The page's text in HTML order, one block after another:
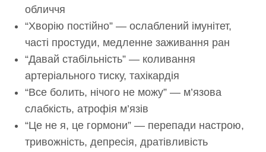
обличчя
“Хворію постійно” — ослаблений імунітет,
часті простуди, медленне заживання ран
“Давай стабільність” — коливання
артеріального тиску, тахікардія
“Все болить, нічого не можу” — м’язова
слабкість, атрофія м’язів
“Це не я, це гормони” — перепади настрою,
тривожність, депресія, дратівливість